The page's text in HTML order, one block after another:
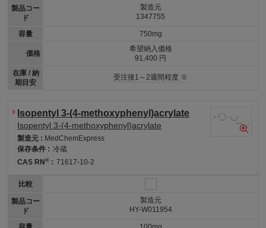
製品コー
ド
容量
価格
在庫 / 納
期目安
製造元
1347755
750mg
希望納入価格
91,400 円
受注後1～2週間程度 ※
Isopentyl 3-(4-methoxyphenyl)acrylate
Isopentyl 3-(4-methoxyphenyl)acrylate
製造元 : MedChemExpress
保存条件 : 冷蔵
CAS RN® : 71617-10-2
比較
製品コー
ド
製造元
HY-W011954